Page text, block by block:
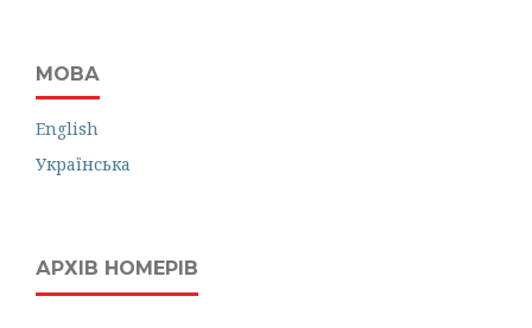
МОВА
English
Українська
АРХІВ НОМЕРІВ